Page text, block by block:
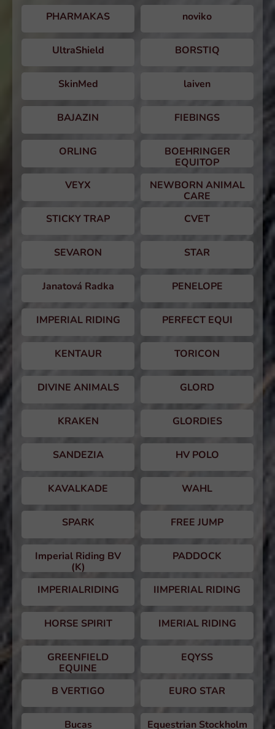
PHARMAKAS noviko
UltraShield BORSTIQ
SkinMed laiven
BAJAZIN FIEBINGS
ORLING
BOEHRINGER
EQUITOP
VEYX
NEWBORN ANIMAL
CARE
STICKY TRAP
CVET
SEVARON STAR
Janatová Radka PENELOPE
IMPERIAL RIDING PERFECT EQUI
KENTAUR TORICON
DIVINE ANIMALS GLORD
KRAKEN GLORDIES
SANDEZIA HV POLO
KAVALKADE WAHL
SPARK FREE JUMP
Imperial Riding BV
(K)
PADDOCK
IMPERIALRIDING IIMPERIAL RIDING
HORSE SPIRIT IMERIAL RIDING
GREENFIELD
EQUINE
EQYSS
B VERTIGO EURO STAR
Bucas Equestrian Stockholm